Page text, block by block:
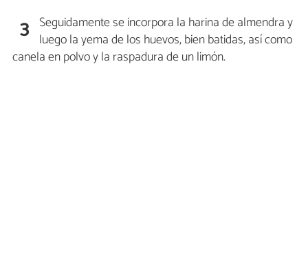
3 Seguidamente se incorpora la harina de almendra y
luego la yema de los huevos, bien batidas, así como
canela en polvo y la raspadura de un limón.